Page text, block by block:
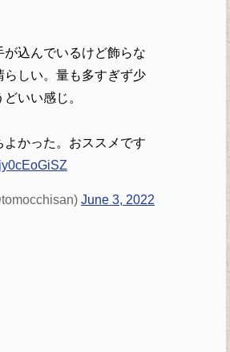
が込んでいるけど飾らな
らしい。量も多すぎず少
いい感じ。
よかった。おススメです
June 3, 2022